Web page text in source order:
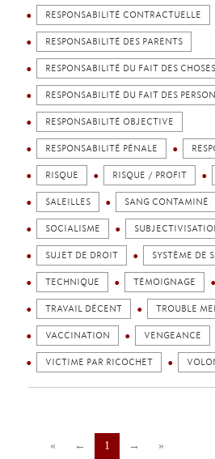
RESPONSABILITÉ CONTRACTUELLE
RESPONSABILITÉ DES PARENTS
RESPONSABILITÉ DU FAIT DES CHOSES
RESPONSABILITÉ DU FAIT DES
RESPONSABILITÉ OBJECTIVE
RESPONSABILITÉ PÉNALE
RISQUE RISQUE / PROFIT
SALEILLES SANG CONTAMINÉ
SOCIALISME
SUJET DE DROIT SYSTÈME DE
TECHNIQUE TÉMOIGNAGE
TRAVAIL DÉCENT TROUBLE
VACCINATION VENGEANCE
VICTIME PAR RICOCHET
« ← 1 → »